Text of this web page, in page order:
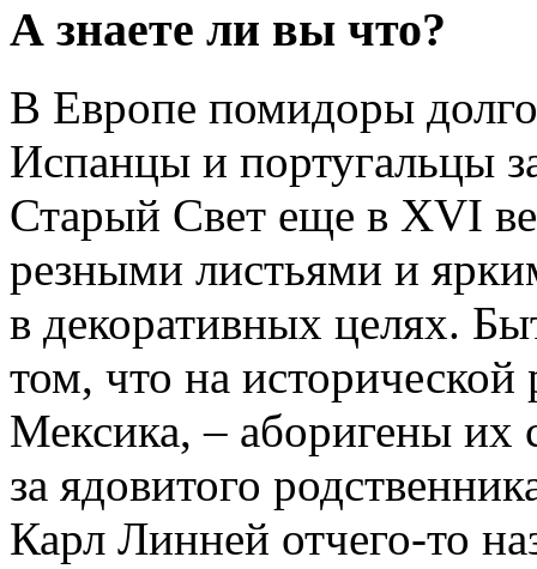
А знаете ли вы что?
В Европе помидоры
Испанцы и португальцы
Старый Свет еще в XVI
резными листьями и
в декоративных целях.
том, что на
Мексика, – аборигены их
за ядовитого
Карл Линней отчего-то